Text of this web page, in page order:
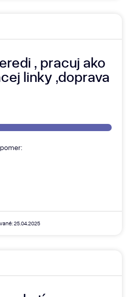
, pracuj ako
linky ,doprava
25.04.2025